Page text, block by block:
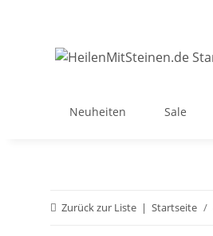
Neuheiten Sale
Zurück zur Liste Startseite